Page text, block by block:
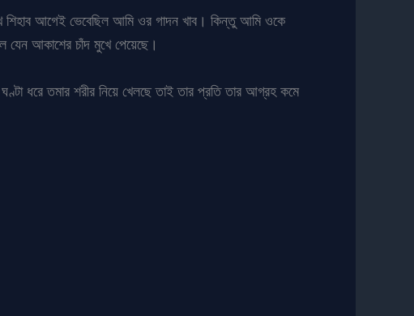
শিহাব আগেই ভেবেছিল আমি ওর গাদন খাব। কিন্তু আমি ওকে
আকাশের চাঁদ মুখে পেয়েছে।
ধরে তমার শরীর নিয়ে খেলছে তাই তার প্রতি তার আগ্রহ কমে